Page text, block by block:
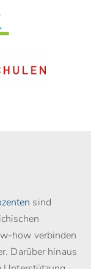
sind
how verbinden
Darüber hinaus